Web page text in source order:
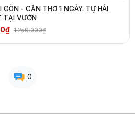
GÒN - CẦN THƠ 1 NGÀY. TỰ HÁI
TẠI VƯỜN
1.250.000₫
0